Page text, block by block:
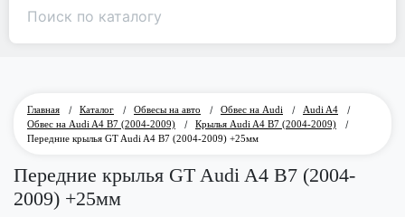
Главная / Каталог / Обвесы на авто / Обвес на Audi / Audi A4
/
Обвес на Audi A4 B7 (2004-2009)
/ Крылья Audi A4 B7 (2004-2009)
/
Передние крылья GT Audi A4 B7 (2004-2009) +25мм
Передние крылья GT Audi A4 B7 (2004-
2009) +25мм